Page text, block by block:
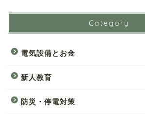
Category
電気設備とお金
新人教育
防災・停電対策